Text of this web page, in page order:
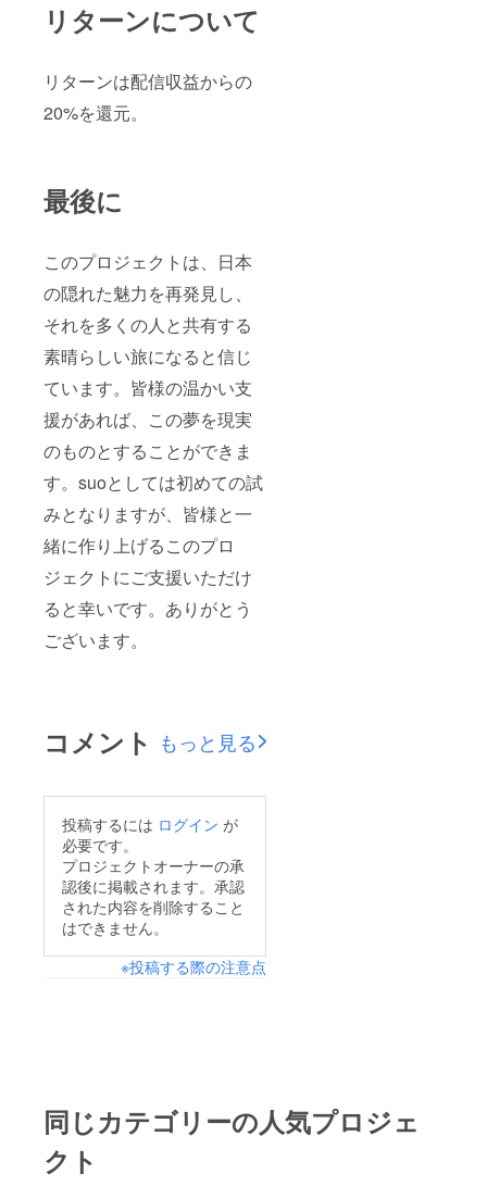
リターンについて
リターンは配信収益からの
20%を還元。
最後に
このプロジェクトは、日本
の隠れた魅力を再発見し、
それを多くの人と共有する
素晴らしい旅になると信じ
ています。皆様の温かい支
援があれば、この夢を現実
のものとすることができま
す。suoとしては初めての試
みとなりますが、皆様と一
緒に作り上げるこのプロ
ジェクトにご支援いただけ
ると幸いです。ありがとう
ございます。
コメント もっと見る
投稿するには ログイン が
必要です。
プロジェクトオーナーの承
認後に掲載されます。承認
された内容を削除すること
はできません。
※投稿する際の注意点
同じカテゴリーの人気プロジェ
クト